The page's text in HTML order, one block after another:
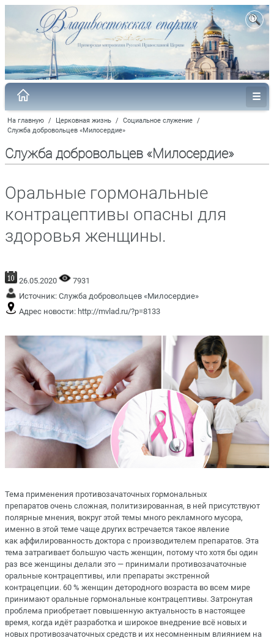
На главную / Церковная жизнь / Социальное служение /
Служба добровольцев «Милосердие»
Служба добровольцев «Милосердие»
Оральные гормональные
контрацептивы опасны для
здоровья женщины.
26.05.2020
7931
Источник: Служба добровольцев «Милосердие»
Адрес новости: http://mvlad.ru/?p=8133
Тема применения противозачаточных гормональных
препаратов очень сложная, политизированная, в ней присутствуют
полярные мнения, вокруг этой темы много рекламного мусора,
именно в этой теме чаще других встречается такое явление
как аффилированность доктора с производителем препаратов. Эта
тема затрагивает большую часть женщин, потому что хотя бы один
раз все женщины делали это — принимали противозачаточные
оральные контрацептивы, или препараты экстренной
контрацепции. 60 % женщин детородного возраста во всем мире
принимают оральные гормональные контрацептивы. Затронутая
проблема приобретает повышенную актуальность в настоящее
время, когда идёт разработка и широкое внедрение всё новых и
новых противозачаточных средств и их несомненным влиянием на